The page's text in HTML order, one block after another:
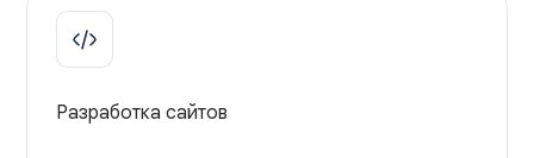
Разработка сайтов